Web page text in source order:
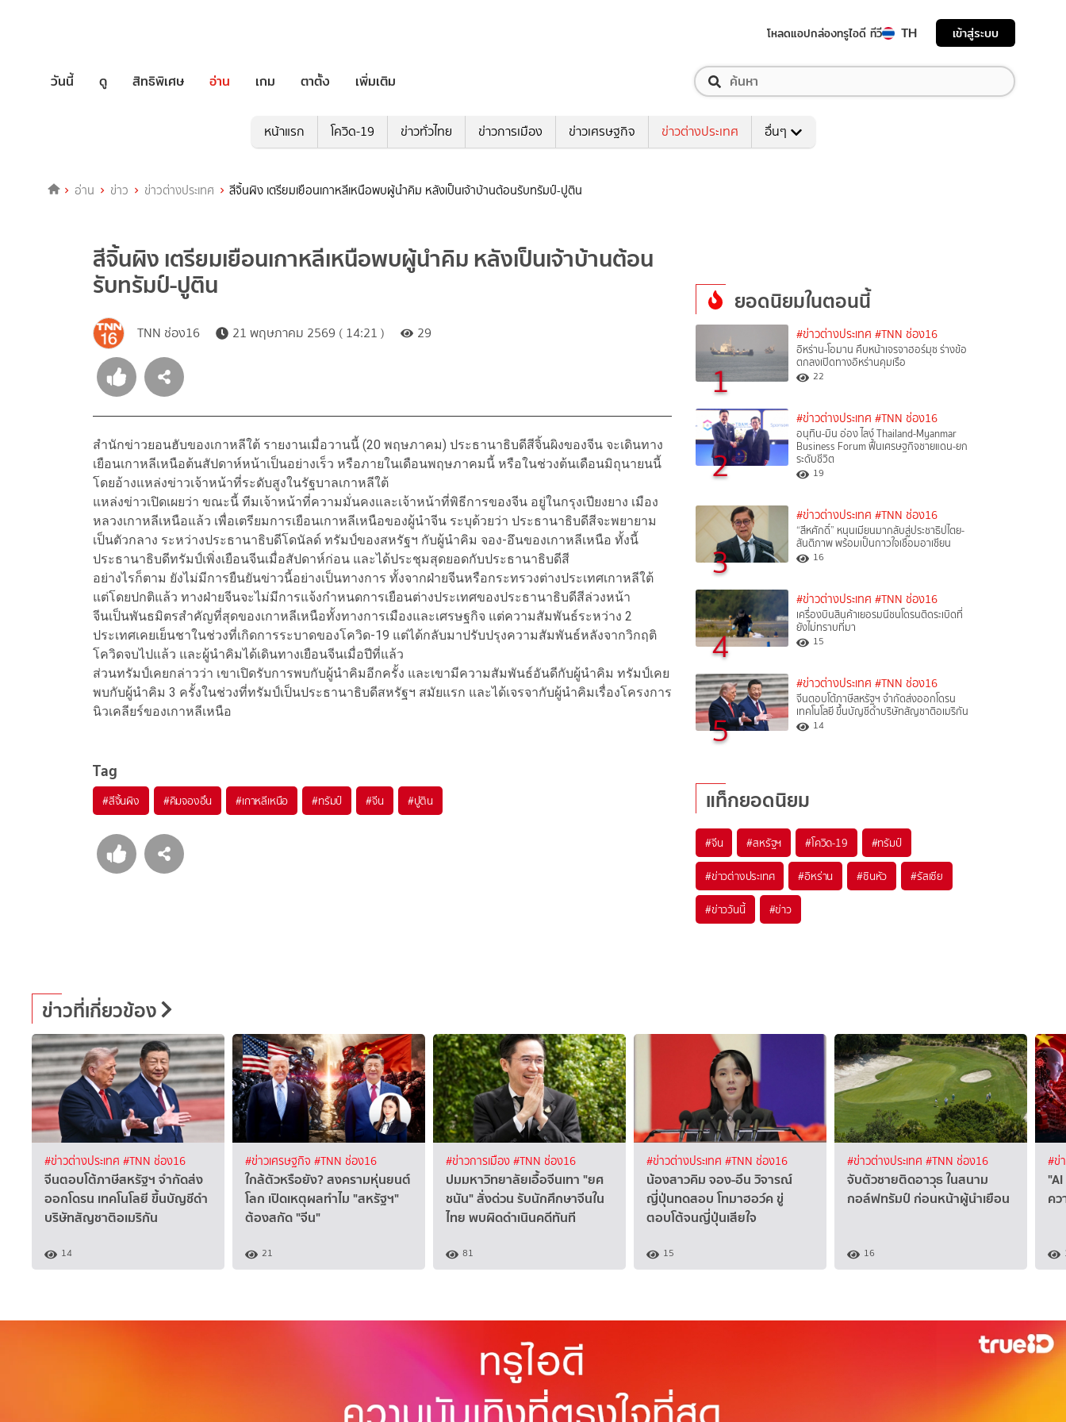
โหลดแอปกล่องทรูไอดี ทีวี TH เข้าสู่ระบบ
วันนี้ ดู สิทธิพิเศษ อ่าน เกม ตาตั้ง เพิ่มเติม
หน้าแรก โควิด-19 ข่าวทั่วไทย ข่าวการเมือง ข่าวเศรษฐกิจ ข่าวต่างประเทศ อื่นๆ
อ่าน ข่าว ข่าวต่างประเทศ สีจิ้นผิง เตรียมเยือนเกาหลีเหนือพบผู้นำคิม หลังเป็นเจ้าบ้านต้อนรับทรัมป์-ปูติน
สีจิ้นผิง เตรียมเยือนเกาหลีเหนือพบผู้นำคิม หลังเป็นเจ้าบ้านต้อน
รับทรัมป์-ปูติน
TNN ช่อง16 21 พฤษภาคม 2569 ( 14:21 ) 29
สำนักข่าวยอนฮับของเกาหลีใต้ รายงานเมื่อวานนี้ (20 พฤษภาคม) ประธานาธิบดีสีจิ้นผิงของจีน จะเดินทาง
เยือนเกาหลีเหนือต้นสัปดาห์หน้าเป็นอย่างเร็ว หรือภายในเดือนพฤษภาคมนี้ หรือในช่วงต้นเดือนมิถุนายนนี้
โดยอ้างแหล่งข่าวเจ้าหน้าที่ระดับสูงในรัฐบาลเกาหลีใต้
แหล่งข่าวเปิดเผยว่า ขณะนี้ ทีมเจ้าหน้าที่ความมั่นคงและเจ้าหน้าที่พิธีการของจีน อยู่ในกรุงเปียงยาง เมือง
หลวงเกาหลีเหนือแล้ว เพื่อเตรียมการเยือนเกาหลีเหนือของผู้นำจีน ระบุด้วยว่า ประธานาธิบดีสีจะพยายาม
เป็นตัวกลาง ระหว่างประธานาธิบดีโดนัลด์ ทรัมป์ของสหรัฐฯ กับผู้นำคิม จอง-อึนของเกาหลีเหนือ ทั้งนี้
ประธานาธิบดีทรัมป์เพิ่งเยือนจีนเมื่อสัปดาห์ก่อน และได้ประชุมสุดยอดกับประธานาธิบดีสี
อย่างไรก็ตาม ยังไม่มีการยืนยันข่าวนี้อย่างเป็นทางการ ทั้งจากฝ่ายจีนหรือกระทรวงต่างประเทศเกาหลีใต้
แต่โดยปกติแล้ว ทางฝ่ายจีนจะไม่มีการแจ้งกำหนดการเยือนต่างประเทศของประธานาธิบดีสีล่วงหน้า
จีนเป็นพันธมิตรสำคัญที่สุดของเกาหลีเหนือทั้งทางการเมืองและเศรษฐกิจ แต่ความสัมพันธ์ระหว่าง 2
ประเทศเคยเย็นชาในช่วงที่เกิดการระบาดของโควิด-19 แต่ได้กลับมาปรับปรุงความสัมพันธ์หลังจากวิกฤติ
โควิดจบไปแล้ว และผู้นำคิมได้เดินทางเยือนจีนเมื่อปีที่แล้ว
ส่วนทรัมป์เคยกล่าวว่า เขาเปิดรับการพบกับผู้นำคิมอีกครั้ง และเขามีความสัมพันธ์อันดีกับผู้นำคิม ทรัมป์เคย
พบกับผู้นำคิม 3 ครั้งในช่วงที่ทรัมป์เป็นประธานาธิบดีสหรัฐฯ สมัยแรก และได้เจรจากับผู้นำคิมเรื่องโครงการ
นิวเคลียร์ของเกาหลีเหนือ
Tag
#สีจิ้นผิง #คิมจองอึน #เกาหลีเหนือ #ทรัมป์ #จีน #ปูติน
ยอดนิยมในตอนนี้
1
#ข่าวต่างประเทศ #TNN ช่อง16
อิหร่าน-โอมาน คืบหน้าเจรจาฮอร์มุซ ร่างข้อ
ตกลงเปิดทางอิหร่านคุมเรือ
22
2
#ข่าวต่างประเทศ #TNN ช่อง16
อนุทิน-มิน อ่อง ไลง์ Thailand-Myanmar
Business Forum ฟื้นเศรษฐกิจชายแดน-ยก
ระดับชีวิต
19
3
#ข่าวต่างประเทศ #TNN ช่อง16
“สีหศักดิ์”​ หนุนเมียนมากลับสู่ประชาธิปไตย-
สันติภาพ พร้อมเป็นกาวใจเชื่อมอาเซียน
16
4
#ข่าวต่างประเทศ #TNN ช่อง16
เครื่องบินสินค้าเยอรมนีชนโดรนติดระเบิดที่
ยังไม่ทราบที่มา
15
5
#ข่าวต่างประเทศ #TNN ช่อง16
จีนตอบโต้ภาษีสหรัฐฯ จำกัดส่งออกโดรน
เทคโนโลยี ขึ้นบัญชีดำบริษัทสัญชาติอเมริกัน
14
แท็กยอดนิยม
#จีน #สหรัฐฯ #โควิด-19 #ทรัมป์
#ข่าวต่างประเทศ #อิหร่าน #ซินหัว #รัสเซีย
#ข่าววันนี้ #ข่าว
ข่าวที่เกี่ยวข้อง
#ข่าวต่างประเทศ #TNN ช่อง16
จีนตอบโต้ภาษีสหรัฐฯ จำกัดส่ง
ออกโดรน เทคโนโลยี ขึ้นบัญชีดำ
บริษัทสัญชาติอเมริกัน
14
#ข่าวเศรษฐกิจ #TNN ช่อง16
ใกล้ตัวหรือยัง? สงครามหุ่นยนต์
โลก เปิดเหตุผลทำไม "สหรัฐฯ"
ต้องสกัด "จีน"
21
#ข่าวการเมือง#TNN ช่อง16
ปมมหาวิทยาลัยเอื้อจีนเทา "ยศ
ชนัน" สั่งด่วน รับนักศึกษาจีนใน
ไทย พบผิดดำเนินคดีทันที
81
#ข่าวต่างประเทศ #TNN ช่อง16
น้องสาวคิม จอง-อึน วิจารณ์
ญี่ปุ่นทดสอบ โทมาฮอว์ค ขู่
ตอบโต้จนญี่ปุ่นเสียใจ
15
#ข่าวต่างประเทศ #TNN ช่อง16
จับตัวชายติดอาวุธ ในสนาม
กอล์ฟทรัมป์ ก่อนหน้าผู้นำเยือน
16
#ข่
ค